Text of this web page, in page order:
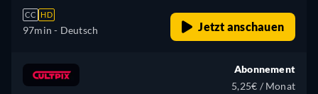
CC HD
97min - Deutsch Jetzt anschauen
Abonnement
5,25€ / Monat